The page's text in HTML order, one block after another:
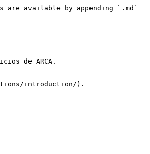
are available by appending `.md`
de ARCA.
introduction/).